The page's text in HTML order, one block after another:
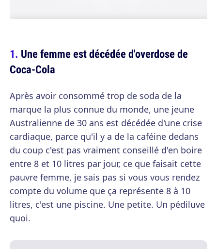
Une femme est décédée d'overdose de
Coca-Cola
Après avoir consommé trop de soda de la
marque la plus connue du monde, une jeune
Australienne de 30 ans est décédée d'une crise
cardiaque, parce qu'il y a de la caféine dedans
du coup c'est pas vraiment conseillé d'en boire
entre 8 et 10 litres par jour, ce que faisait cette
pauvre femme, je sais pas si vous vous rendez
compte du volume que ça représente 8 à 10
litres, c'est une piscine. Une petite. Un pédiluve
quoi.